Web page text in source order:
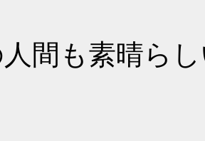
人間も素晴ら